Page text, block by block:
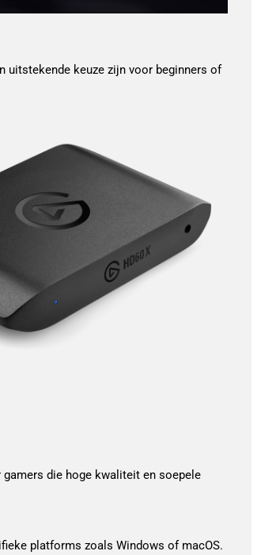
uitstekende keuze zijn voor beginners of
die hoge kwaliteit en soepele
platforms zoals Windows of macOS.